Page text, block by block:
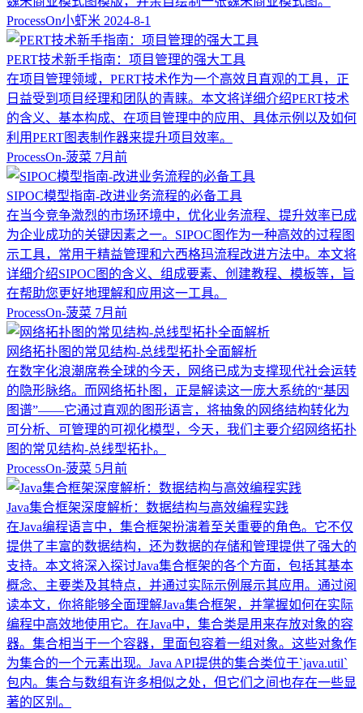
ProcessOn小虾米 2024-8-1
PERT技术新手指南：项目管理的强大工具
在项目管理领域，PERT技术作为一个高效且直观的工具，正
日益受到项目经理和团队的青睐。本文将详细介绍PERT技术
的含义、基本构成、在项目管理中的应用、具体示例以及如何
利用PERT图表制作器来提升项目效率。
ProcessOn-菠菜 7月前
SIPOC模型指南-改进业务流程的必备工具
在当今竞争激烈的市场环境中，优化业务流程、提升效率已成
为企业成功的关键因素之一。SIPOC图作为一种高效的过程图
示工具，常用于精益管理和六西格玛流程改进方法中。本文将
详细介绍SIPOC图的含义、组成要素、创建教程、模板等，旨
在帮助您更好地理解和应用这一工具。
ProcessOn-菠菜 7月前
网络拓扑图的常见结构-总线型拓扑全面解析
在数字化浪潮席卷全球的今天，网络已成为支撑现代社会运转
的隐形脉络。而网络拓扑图，正是解读这一庞大系统的“基因
图谱”——它通过直观的图形语言，将抽象的网络结构转化为
可分析、可管理的可视化模型，今天，我们主要介绍网络拓扑
图的常见结构-总线型拓扑。
ProcessOn-菠菜 5月前
Java集合框架深度解析：数据结构与高效编程实践
在Java编程语言中，集合框架扮演着至关重要的角色。它不仅
提供了丰富的数据结构，还为数据的存储和管理提供了强大的
支持。本文将深入探讨Java集合框架的各个方面，包括其基本
概念、主要类及其特点，并通过实际示例展示其应用。通过阅
读本文，你将能够全面理解Java集合框架，并掌握如何在实际
编程中高效地使用它。在Java中，集合类是用来存放对象的容
器。集合相当于一个容器，里面包容着一组对象。这些对象作
为集合的一个元素出现。Java API提供的集合类位于`java.util`
包内。集合与数组有许多相似之处，但它们之间也存在一些显
著的区别。